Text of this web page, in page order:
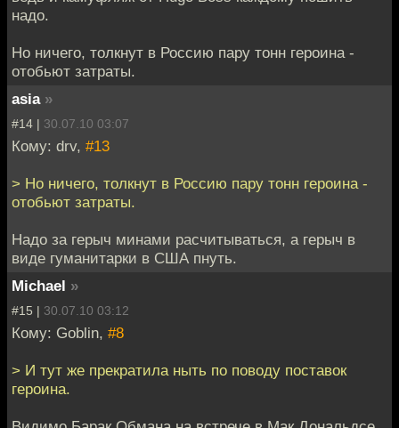
надо.
Но ничего, толкнут в Россию пару тонн героина -
отобьют затраты.
asia »
#14 | 30.07.10 03:07
Кому: drv, #13
> Но ничего, толкнут в Россию пару тонн героина -
отобьют затраты.
Надо за герыч минами расчитываться, а герыч в
виде гуманитарки в США пнуть.
Мichael »
#15 | 30.07.10 03:12
Кому: Goblin, #8
> И тут же прекратила ныть по поводу поставок
героина.